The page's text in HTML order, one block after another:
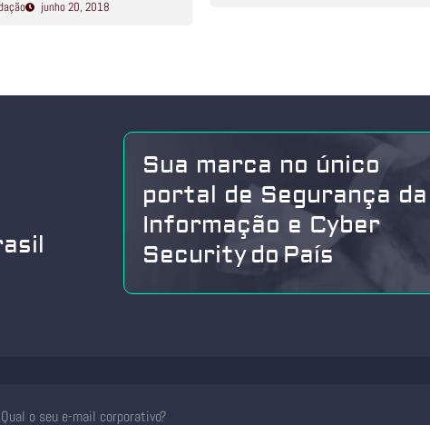
junho 20, 2018
Sua marca no único
portal de Segurança da
Informação e Cyber
Security do País